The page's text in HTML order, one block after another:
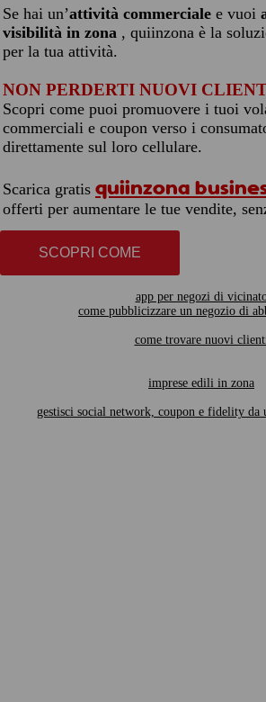
Se hai un’attività commerciale e vuoi
visibilità in zona , quiinzona è la
per la tua attività.
NON PERDERTI NUOVI
Scopri come puoi promuovere i tuoi
commerciali e coupon verso i
direttamente sul loro cellulare.
Scarica gratis quiinzona
offerti per aumentare le tue vendite,
SCOPRI COME
app per negozi di
come pubblicizzare un negozio di
come trovare nuovi
imprese edili in zona
gestisci social network, coupon e fidelity da